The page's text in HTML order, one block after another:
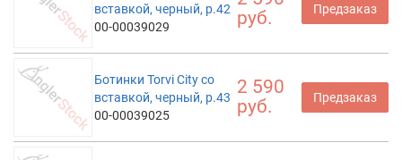
вставкой, черный, р.42
00-00039029
руб.
Предзаказ
Ботинки Torvi City со
вставкой, черный, р.43
00-00039025
2 590
руб.
Предзаказ